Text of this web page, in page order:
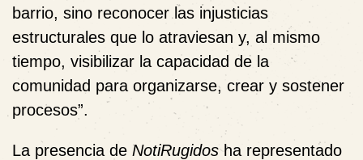
barrio, sino reconocer las injusticias
estructurales que lo atraviesan y, al mismo
tiempo, visibilizar la capacidad de la
comunidad para organizarse, crear y sostener
procesos”.
La presencia de NotiRugidosha representado